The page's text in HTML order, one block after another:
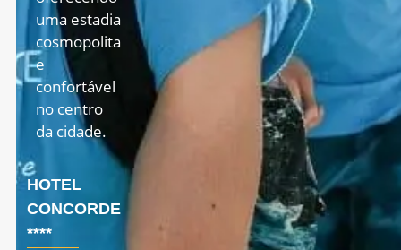
uma estadia
cosmopolita
e
confortável
no centro
da cidade.
HOTEL
CONCORDE
****